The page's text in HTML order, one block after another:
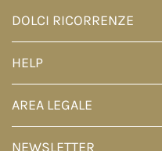
DOLCI RICORRENZE
HELP
AREA LEGALE
NEWSLETTER